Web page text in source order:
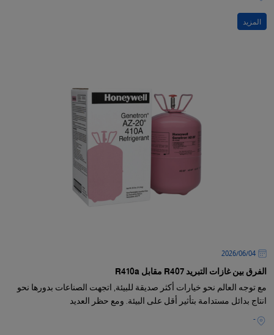
المزيد
04‏/06‏/2026
الفرق بين غازات التبريد R407 مقابل R410a
مع توجه العالم نحو خيارات أكثر صديقة للبيئة, اتجهت الصناعات بدورها نحو
انتاج بدائل مستدامة بتأثير أقل على البيئة. ومع حظر العديد
-